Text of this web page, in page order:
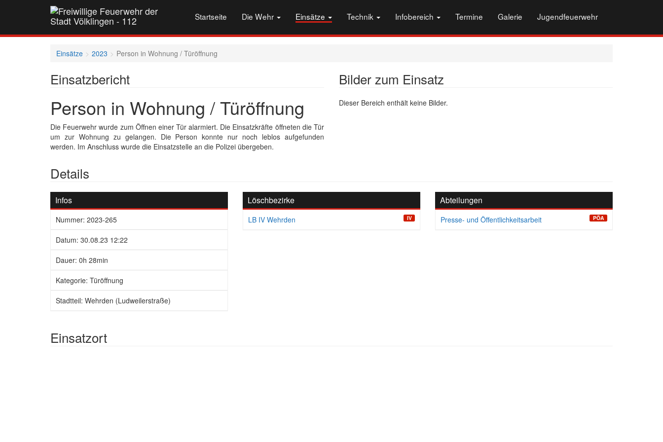
Startseite Die Wehr Einsätze Technik Infobereich Termine Galerie Jugendfeuerwehr
Einsätze 2023 Person in Wohnung / Türöffnung
Einsatzbericht
Person in Wohnung / Türöffnung
Die Feuerwehr wurde zum Öffnen einer Tür alarmiert. Die Einsatzkräfte öffneten die Tür
um zur Wohnung zu gelangen. Die Person konnte nur noch leblos aufgefunden
werden. Im Anschluss wurde die Einsatzstelle an die Polizei übergeben.
Bilder zum Einsatz
Dieser Bereich enthält keine Bilder.
Details
Infos
Nummer: 2023-265
Datum: 30.08.23 12:22
Dauer: 0h 28min
Kategorie: Türöffnung
Stadtteil: Wehrden (Ludweilerstraße)
Löschbezirke
LB IV Wehrden IV
Abteilungen
Presse- und Öffentlichkeitsarbeit PÖA
Einsatzort